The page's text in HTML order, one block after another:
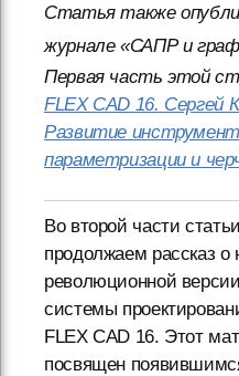
Статья также
журнале «САПР и
Первая часть этой
FLEX CAD 16. Сергей
Развитие
параметризации и
Во второй части
продолжаем рассказ о
революционной
системы
FLEX CAD 16. Этот
посвящен